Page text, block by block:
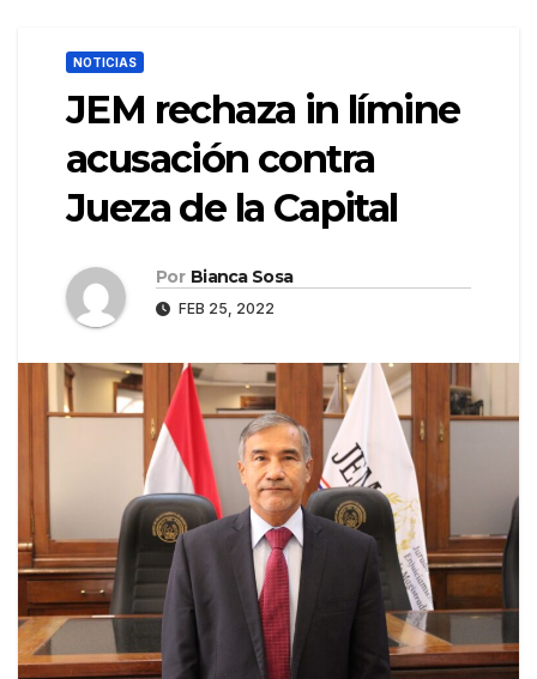
NOTICIAS
JEM rechaza in límine
acusación contra
Jueza de la Capital
Por Bianca Sosa
FEB 25, 2022